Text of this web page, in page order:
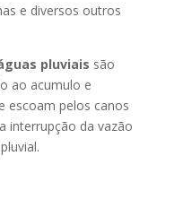
e diversos outros
pluviais são
ao acumulo e
escoam pelos canos
interrupção da vazão